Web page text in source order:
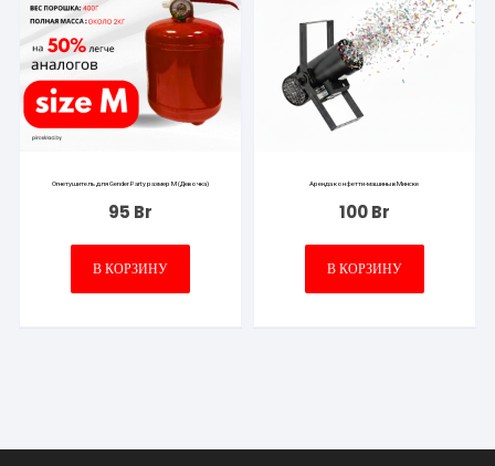
Огнетушитель для Gender Party размер M (Девочка)
95 Br
В КОРЗИНУ
Аренда конфетти-машины в Минске
100Br
В КОРЗИНУ